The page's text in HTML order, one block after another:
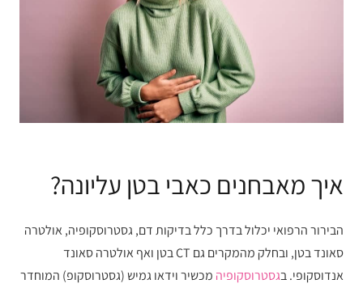
איך מאבחנים כאבי בטן עליונה?
הבירור הרפואי יכלול בדרך כלל בדיקות דם, גסטרוסקופיה, אולטרה
סאונד בטן, ובחלק מהמקרים גם CT בטן ואף אולטרה סאונד
אנדוסקופי. בגסטרוסקופיה מכשיר וידאו גמיש (גסטרוסקופ) המוחדר